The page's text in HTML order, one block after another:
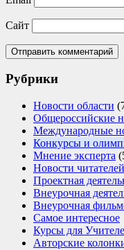
Сайт
Рубрики
Новости области
Общероссийские
Международные
Конкурсы и
Мнение эксперта
Новости читателей
Проектная
Внеурочная
Внеурочная
Самое интересное
Курсы для
Авторские